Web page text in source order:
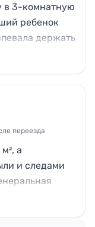
в 3-комнатную
ребенок
держать
без
вытерли
следы
видно, что
переезда
а
и следами
Нова